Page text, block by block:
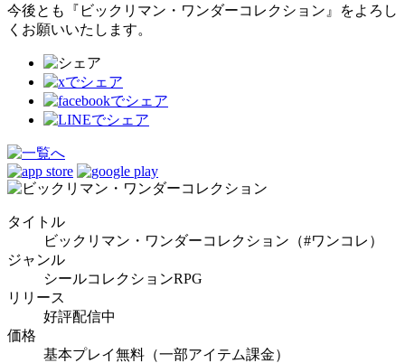
今後とも『ビックリマン・ワンダーコレクション』をよろし
くお願いいたします。
タイトル
ビックリマン・ワンダーコレクション（#ワンコレ）
ジャンル
シールコレクションRPG
リリース
好評配信中
価格
基本プレイ無料（一部アイテム課金）